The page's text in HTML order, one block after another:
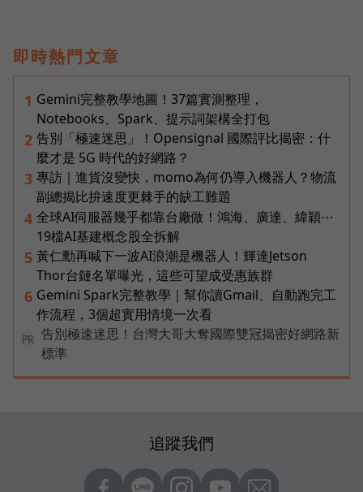
即時熱門文章
1 Gemini完整教學地圖！37篇實測整理，
Notebooks、Spark、提示詞架構全打包
2 告別「極速迷思」！Opensignal 國際評比揭密：什
麼才是 5G 時代的好網路？
3 專訪｜進貨沒變快，momo為何仍導入機器人？物流
副總揭比拚速度更棘手的缺工難題
4 全球AI伺服器幾乎都靠台廠做！鴻海、廣達、緯穎⋯
19檔AI基建概念股全拆解
5 黃仁勳再喊下一波AI浪潮是機器人！輝達Jetson
Thor台鏈名單曝光，這些可望成受惠族群
6 Gemini Spark完整教學｜幫你讀Gmail、自動跑完工
作流程，3個超實用情境一次看
PR
告別極速迷思！台灣大哥大奪國際雙冠揭密好網路新
標準
追蹤我們